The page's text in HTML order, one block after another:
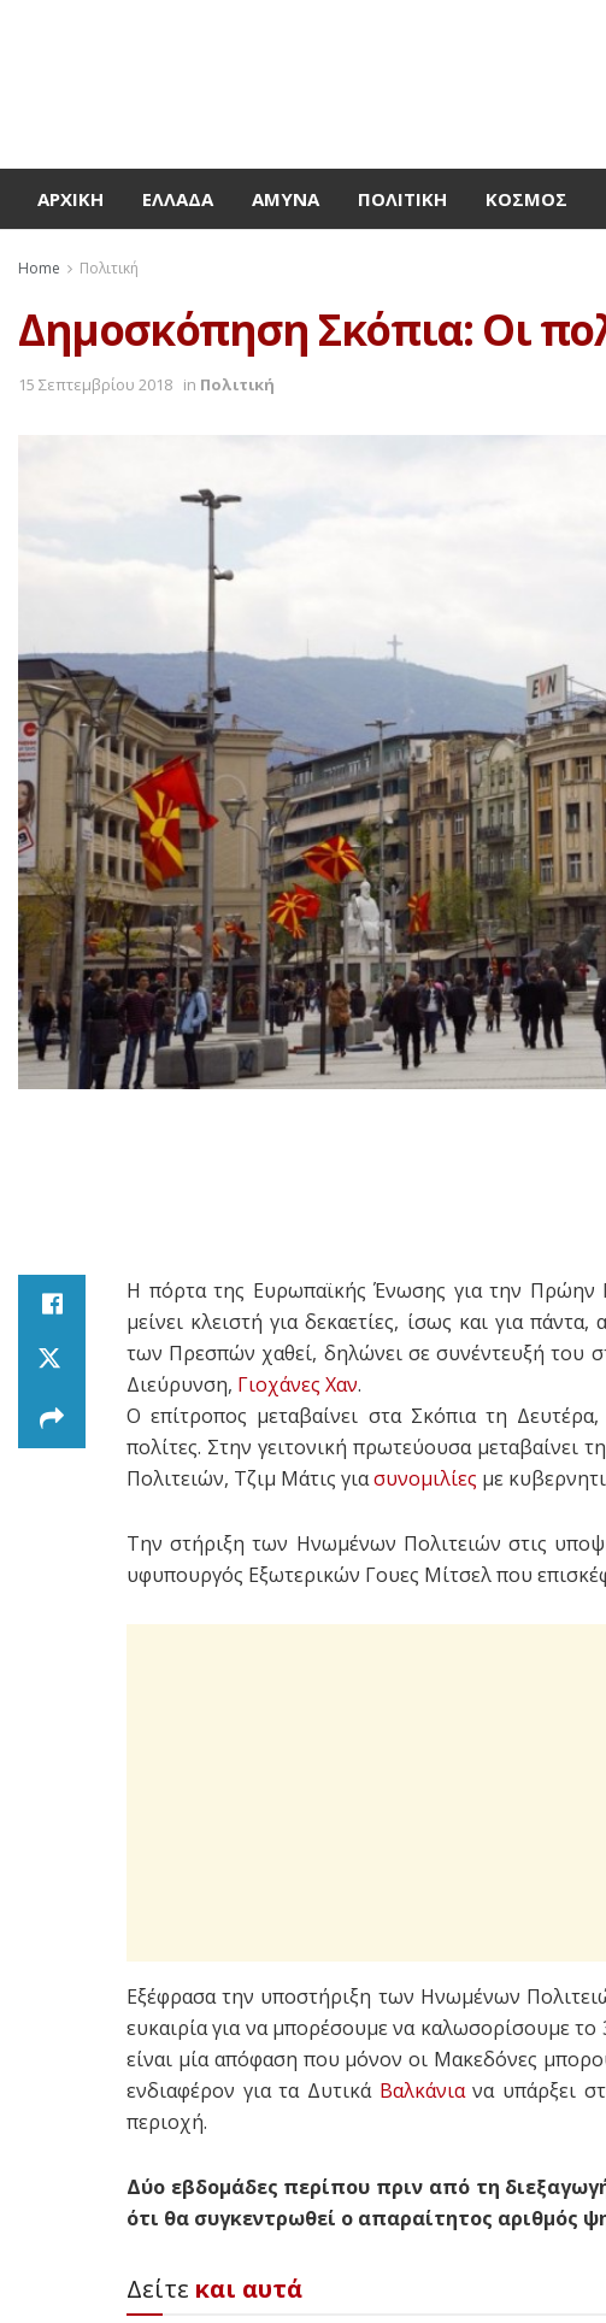
ΑΡΧΙΚΉ ΕΛΛΆΔΑ ΆΜΥΝΑ ΠΟΛΙΤΙΚΉ ΚΌΣΜΟΣ
Home Πολιτική
Δημοσκόπηση Σκόπια: Οι
15 Σεπτεμβρίου 2018 in Πολιτική
Η πόρτα της Ευρωπαϊκής Ένωσης για την Πρώην
μείνει κλειστή για δεκαετίες, ίσως και για
των Πρεσπών χαθεί, δηλώνει σε συνέντευξή του
Διεύρυνση, Γιοχάνες Χαν.
Ο επίτροπος μεταβαίνει στα Σκόπια τη
πολίτες. Στην γειτονική πρωτεύουσα
Πολιτειών, Τζιμ Μάτις γιασυνομιλίες με
Την στήριξη των Ηνωμένων Πολιτειών στις
υφυπουργός Εξωτερικών Γουες Μίτσελ που
Εξέφρασα την υποστήριξη των Ηνωμένων
ευκαιρία για να μπορέσουμε να καλωσορίσουμε το
είναι μία απόφαση που μόνον οι Μακεδόνες
ενδιαφέρον για τα Δυτικά Βαλκάνιανα υπάρξει
περιοχή.
Δύο εβδομάδες περίπου πριν από τη
ότι θα συγκεντρωθεί ο απαραίτητος αριθμός
Δείτε και αυτά